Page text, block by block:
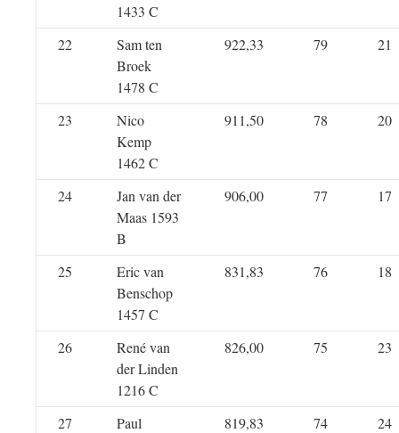
1433 C
22
Sam ten
Broek
1478 C
922,33 79 21
23
Nico
Kemp
1462 C
911,50 78 20
24
Jan van der
Maas 1593
B
906,00 77 17
25
Eric van
Benschop
1457 C
831,83 76 18
26
René van
der Linden
1216 C
826,00 75 23
27
Paul
819,83 74 24